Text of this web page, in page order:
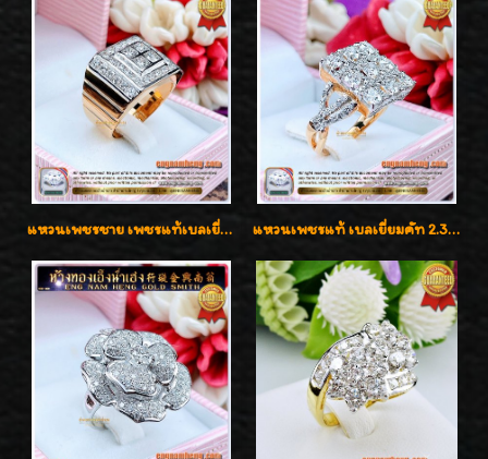
แหวนเพชรชาย เพชรแท้เบลเยี่ยมคัท น้ำ100% D-Color/VVS 2.46 กะรัต แหวนเพชรแท้ เบลเยี่ยมคัท 2.39 กะรัต น้ำ 98 F-Color/VVS ดีไซน์หน้ากว้างหรูเต็มนิ้ว